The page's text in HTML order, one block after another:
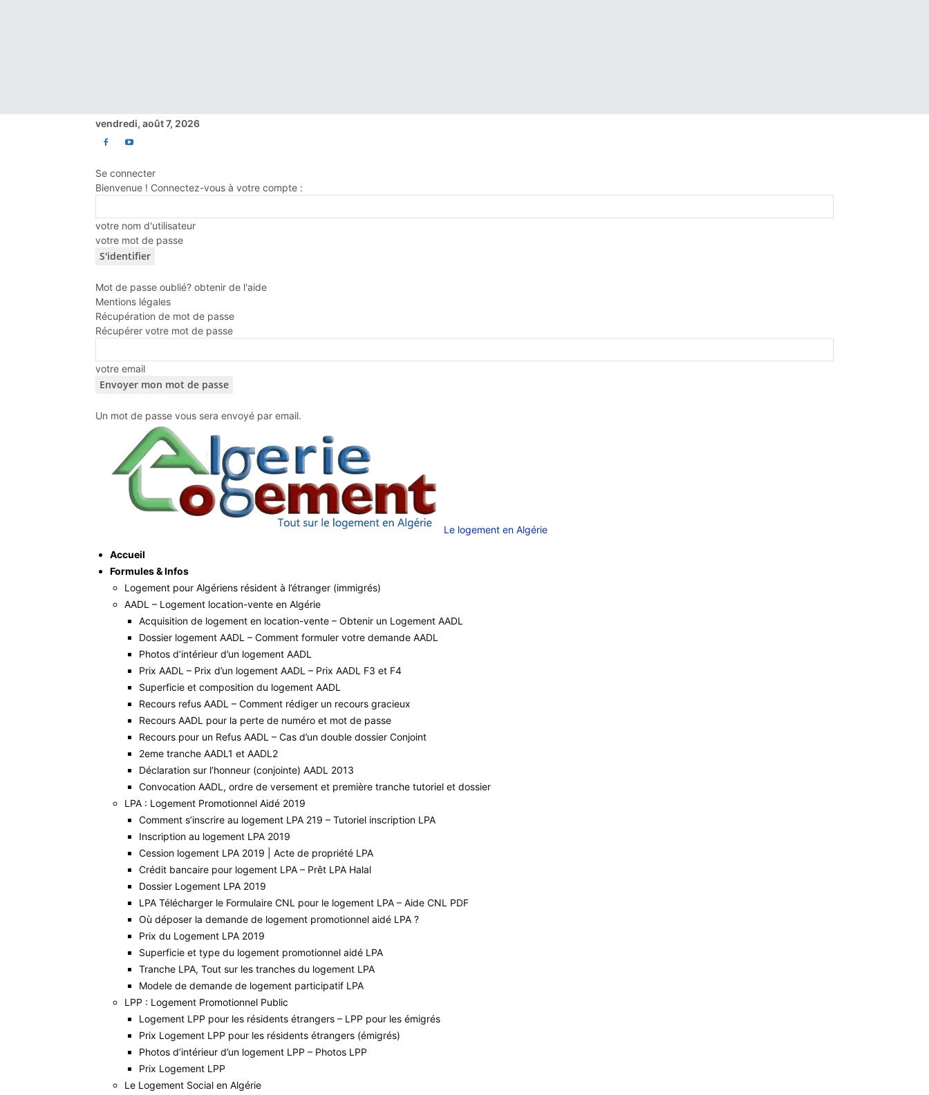
vendredi, août 7, 2026
Se connecter
Bienvenue ! Connectez-vous à votre compte :
votre nom d'utilisateur
votre mot de passe
Mot de passe oublié? obtenir de l'aide
Mentions légales
Récupération de mot de passe
Récupérer votre mot de passe
votre email
Un mot de passe vous sera envoyé par email.
Le logement en Algérie
Accueil
Formules & Infos
Logement pour Algériens résident à l’étranger (immigrés)
AADL – Logement location-vente en Algérie
Acquisition de logement en location-vente – Obtenir un Logement AADL
Dossier logement AADL – Comment formuler votre demande AADL
Photos d’intérieur d’un logement AADL
Prix AADL – Prix d’un logement AADL – Prix AADL F3 et F4
Superficie et composition du logement AADL
Recours refus AADL – Comment rédiger un recours gracieux
Recours AADL pour la perte de numéro et mot de passe
Recours pour un Refus AADL – Cas d’un double dossier Conjoint
2eme tranche AADL1 et AADL2
Déclaration sur l’honneur (conjointe) AADL 2013
Convocation AADL, ordre de versement et première tranche tutoriel et dossier
LPA : Logement Promotionnel Aidé 2019
Comment s’inscrire au logement LPA 219 – Tutoriel inscription LPA
Inscription au logement LPA 2019
Cession logement LPA 2019 | Acte de propriété LPA
Crédit bancaire pour logement LPA – Prêt LPA Halal
Dossier Logement LPA 2019
LPA Télécharger le Formulaire CNL pour le logement LPA – Aide CNL PDF
Où déposer la demande de logement promotionnel aidé LPA ?
Prix du Logement LPA 2019
Superficie et type du logement promotionnel aidé LPA
Tranche LPA, Tout sur les tranches du logement LPA
Modele de demande de logement participatif LPA
LPP : Logement Promotionnel Public
Logement LPP pour les résidents étrangers – LPP pour les émigrés
Prix Logement LPP pour les résidents étrangers (émigrés)
Photos d’intérieur d’un logement LPP – Photos LPP
Prix Logement LPP
Le Logement Social en Algérie